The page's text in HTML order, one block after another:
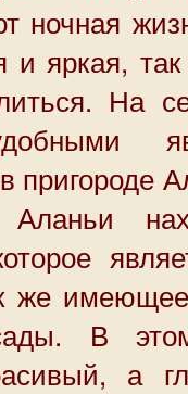
ночная
и яркая,
На
пригороде
же
В
а